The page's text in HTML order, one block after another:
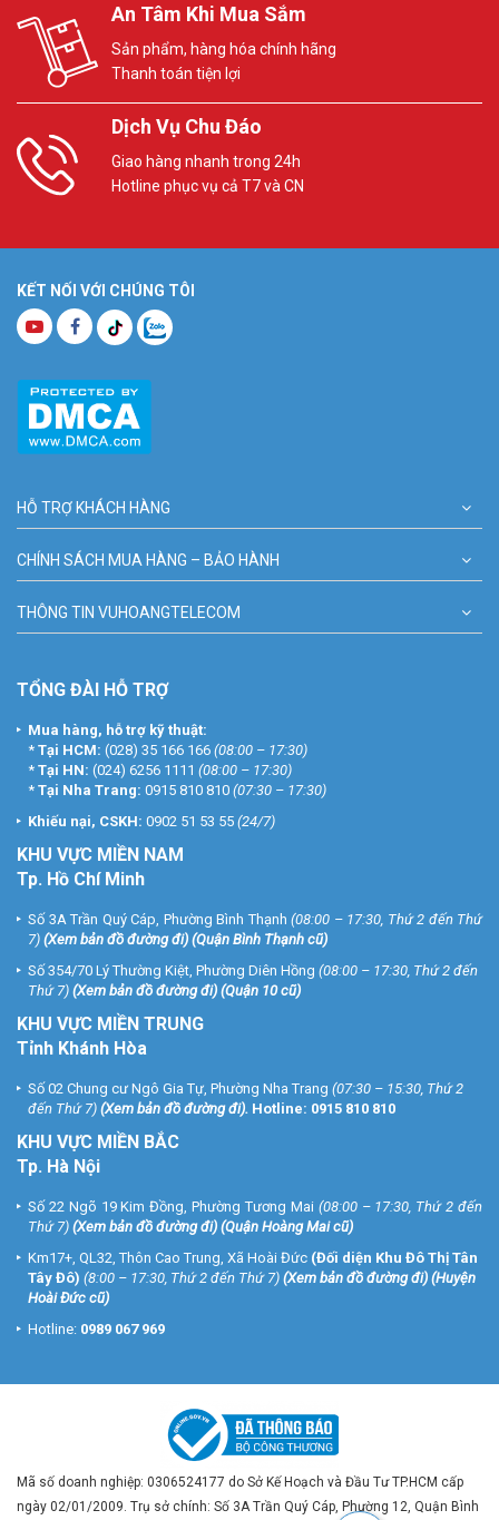
An Tâm Khi Mua Sắm
Sản phẩm, hàng hóa chính hãng
Thanh toán tiện lợi
Dịch Vụ Chu Đáo
Giao hàng nhanh trong 24h
Hotline phục vụ cả T7 và CN
KẾT NỐI VỚI CHÚNG TÔI
HỖ TRỢ KHÁCH HÀNG
CHÍNH SÁCH MUA HÀNG – BẢO HÀNH
THÔNG TIN VUHOANGTELECOM
TỔNG ĐÀI HỖ TRỢ
Mua hàng, hỗ trợ kỹ thuật:
* Tại HCM: (028) 35 166 166 (08:00 – 17:30)
* Tại HN: (024) 6256 1111 (08:00 – 17:30)
* Tại Nha Trang: 0915 810 810 (07:30 – 17:30)
Khiếu nại, CSKH: 0902 51 53 55 (24/7)
KHU VỰC MIỀN NAM
Tp. Hồ Chí Minh
Số 3A Trần Quý Cáp, Phường Bình Thạnh (08:00 – 17:30, Thứ 2 đến Thứ
7) (Xem bản đồ đường đi) (Quận Bình Thạnh cũ)
Số 354/70 Lý Thường Kiệt, Phường Diên Hồng (08:00 – 17:30, Thứ 2 đến
Thứ 7) (Xem bản đồ đường đi) (Quận 10 cũ)
KHU VỰC MIỀN TRUNG
Tỉnh Khánh Hòa
Số 02 Chung cư Ngô Gia Tự, Phường Nha Trang (07:30 – 15:30, Thứ 2
đến Thứ 7) (Xem bản đồ đường đi). Hotline: 0915 810 810
KHU VỰC MIỀN BẮC
Tp. Hà Nội
Số 22 Ngõ 19 Kim Đồng, Phường Tương Mai (08:00 – 17:30, Thứ 2 đến
Thứ 7) (Xem bản đồ đường đi) (Quận Hoàng Mai cũ)
Km17+, QL32, Thôn Cao Trung, Xã Hoài Đức (Đối diện Khu Đô Thị Tân
Tây Đô) (8:00 – 17:30, Thứ 2 đến Thứ 7) (Xem bản đồ đường đi) (Huyện
Hoài Đức cũ)
Hotline: 0989 067 969
Mã số doanh nghiệp: 0306524177 do Sở Kế Hoạch và Đầu Tư TP.HCM cấp
ngày 02/01/2009. Trụ sở chính: Số 3A Trần Quý Cáp, Phường 12, Quận Bình